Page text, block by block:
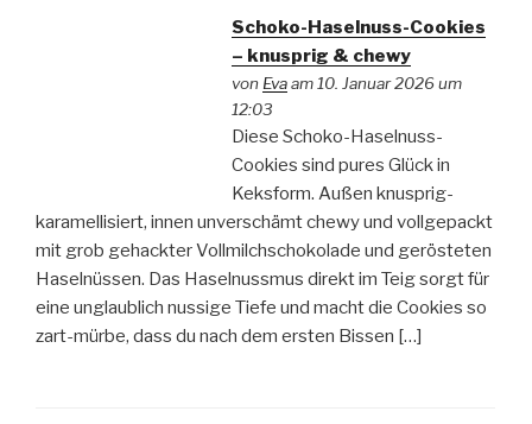
Schoko-Haselnuss-Cookies
– knusprig & chewy
von Evaam 10. Januar 2026 um
12:03
Diese Schoko-Haselnuss-
Cookies sind pures Glück in
Keksform. Außen knusprig-
karamellisiert, innen unverschämt chewy und vollgepackt
mit grob gehackter Vollmilchschokolade und gerösteten
Haselnüssen. Das Haselnussmus direkt im Teig sorgt für
eine unglaublich nussige Tiefe und macht die Cookies so
zart-mürbe, dass du nach dem ersten Bissen […]